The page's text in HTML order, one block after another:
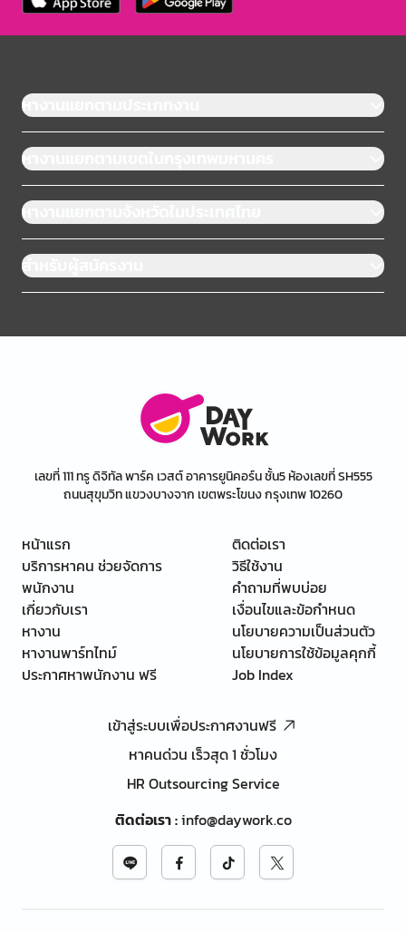
หางานแยกตามประเภทงาน
หางานแยกตามเขตในกรุงเทพมหานคร
หางานแยกตามจังหวัดในประเทศไทย
สำหรับผู้สมัครงาน
เลขที่ 111 ทรู ดิจิทัล พาร์ค เวสต์ อาคารยูนิคอร์น ชั้น5 ห้องเลขที่ SH555
ถนนสุขุมวิท แขวงบางจาก เขตพระโขนง กรุงเทพ 10260
หน้าแรก
บริการหาคน ช่วยจัดการ
พนักงาน
เกี่ยวกับเรา
หางาน
หางานพาร์ทไทม์
ประกาศหาพนักงาน ฟรี
ติดต่อเรา
วิธีใช้งาน
คำถามที่พบบ่อย
เงื่อนไขและข้อกำหนด
นโยบายความเป็นส่วนตัว
นโยบายการใช้ข้อมูลคุกกี้
Job Index
เข้าสู่ระบบเพื่อประกาศงานฟรี
หาคนด่วน เร็วสุด 1 ชั่วโมง
HR Outsourcing Service
ติดต่อเรา:info@daywork.co